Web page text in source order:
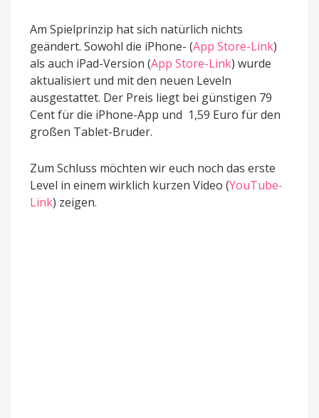
Am Spielprinzip hat sich natürlich nichts
geändert. Sowohl die iPhone- (App Store-Link)
als auch iPad-Version (App Store-Link) wurde
aktualisiert und mit den neuen Leveln
ausgestattet. Der Preis liegt bei günstigen 79
Cent für die iPhone-App und 1,59 Euro für den
großen Tablet-Bruder.
Zum Schluss möchten wir euch noch das erste
Level in einem wirklich kurzen Video (YouTube-
Link) zeigen.